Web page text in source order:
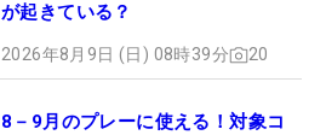
が起きている？
2026年8月9日 (日) 08時39分 20
8－9月のプレーに使える！対象コ